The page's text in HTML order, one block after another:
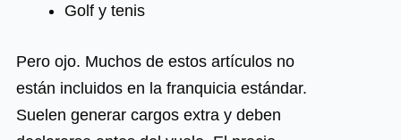
Golf y tenis
Pero ojo. Muchos de estos artículos no
están incluidos en la franquicia estándar.
Suelen generar cargos extra y deben